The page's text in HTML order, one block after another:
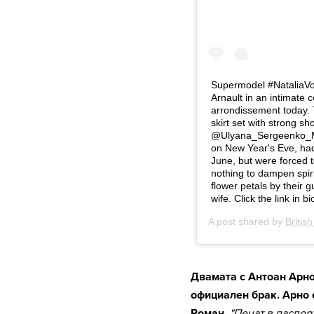
Двамата с Антоан
официален брак. Арно